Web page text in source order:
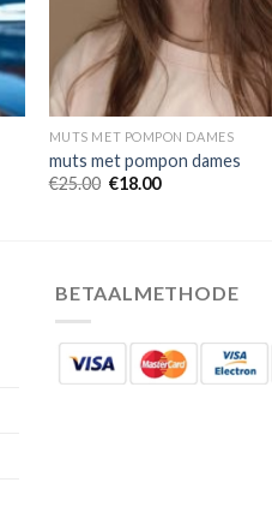
MUTS MET POMPON DAMES
muts met pompon dames
€25.00 €18.00
BETAALMETHODE